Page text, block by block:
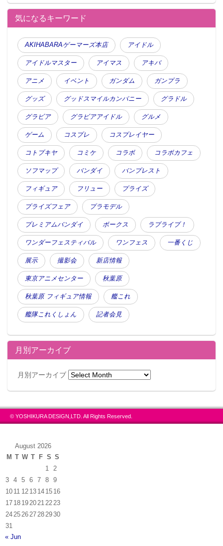
気になるキーワード
AKIHABARAゲーマーズ本店 アイドル
アイドルマスター アイマス アキバ
アニメ イベント ガンダム ガンプラ
グッズ グッドスマイルカンパニー グラドル
グラビア グラビアアイドル グルメ
ゲーム コスプレ コスプレイヤー
コトブキヤ コミケ コラボ コラボカフェ
ソフマップ バンダイ バンプレスト
フィギュア フリュー プライズ
プライズフェア プラモデル
プレミアムバンダイ ボークス ラブライブ！
ワンダーフェスティバル ワンフェス 一番くじ
展示 撮影会 新店情報
東京アニメセンター 秋葉原
秋葉原 フィギュア情報 艦これ
艦隊これくしょん 記者会見
月別アーカイブ
月別アーカイブ
© YOSHIKURA DESIGN,LTD. All Rights Reserved.
August 2026
M T W T F S S
1
2
3
4 5 6 7 8
9
10 11 12 13 14 15 16
17 18 19 20 21 22 23
24 25 26 27 28 2930
31
« Jun